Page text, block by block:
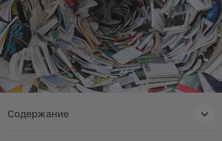
Содержание